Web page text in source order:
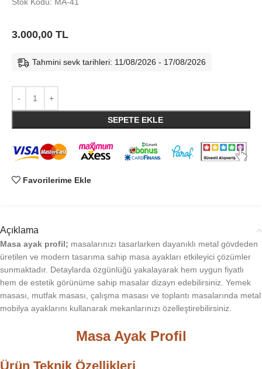
3.000,00 TL
Tahmini sevk tarihleri: 11/08/2026 - 17/08/2026
SEPETE EKLE
Favorilerime Ekle
Açıklama
Masa ayak profil; masalarınızı tasarlarken dayanıklı metal gövdeden
üretilen ve modern tasarıma sahip masa ayakları etkileyici çözümler
sunmaktadır. Detaylarda özgünlüğü yakalayarak hem uygun fiyatlı
hem de estetik görünüme sahip masalar dizayn edebilirsiniz. Yemek
masası, mutfak masası, çalışma masası ve toplantı masalarında metal
mobilya ayaklarını kullanarak mekanlarınızı özelleştirebilirsiniz.
Masa Ayak Profil
Ürün Teknik Özellikleri